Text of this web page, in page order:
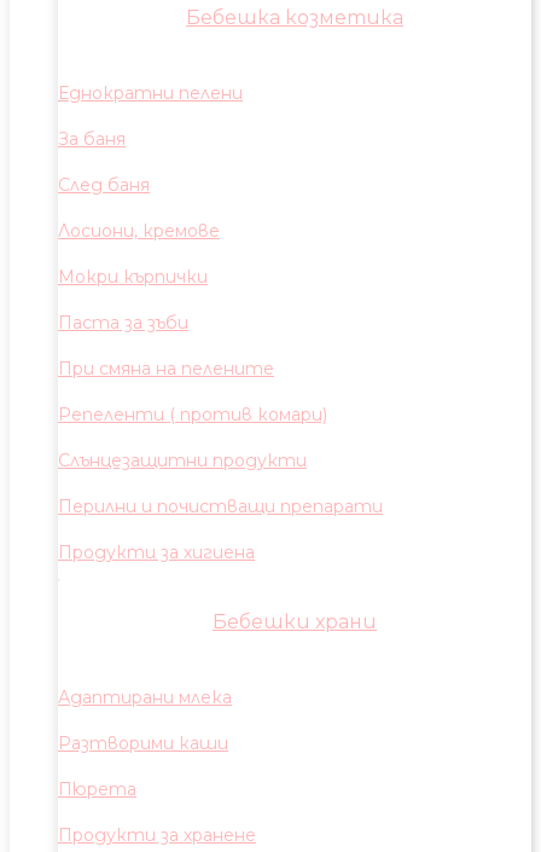
Бебешка козметика
Еднократни пелени
За баня
След баня
Лосиони, кремове
Мокри кърпички
Паста за зъби
При смяна на пелените
Репеленти ( против комари)
Слънцезащитни продукти
Перилни и почистващи препарати
Продукти за хигиена
Бебешки храни
Адаптирани млека
Разтворими каши
Пюрета
Продукти за хранене